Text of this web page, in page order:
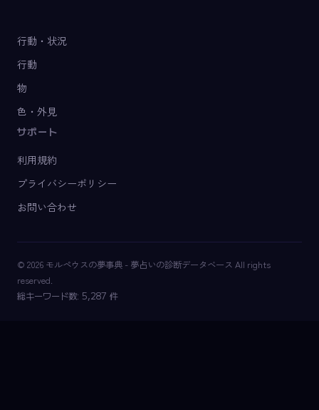
行動・状況
行動
物
色・外見
サポート
利用規約
プライバシーポリシー
お問い合わせ
© 2026 モルペウスの夢事典 - 夢占いの診断データベース All rights
reserved.
総キーワード数: 5,287 件